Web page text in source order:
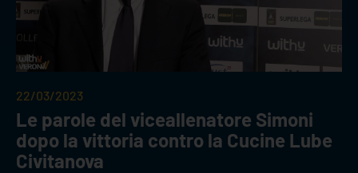
22/03/2023
Le parole del viceallenatore Simoni
dopo la vittoria contro la Cucine Lube
Civitanova